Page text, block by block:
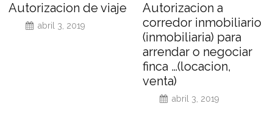
Autorizacion de viaje
abril 3, 2019
Autorizacion a
corredor inmobiliario
(inmobiliaria) para
arrendar o negociar
finca …(locacion,
venta)
abril 3, 2019